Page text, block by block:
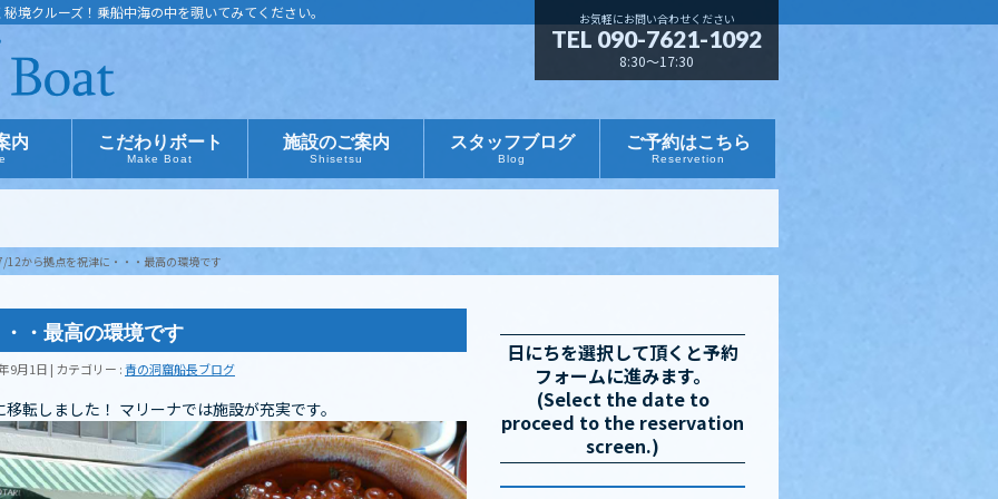
境クルーズ！乗船中海の中を覗いてみてください。 お気軽にお問い合わせください
TEL 090-7621-1092
8:30～17:30
内 こだわりボート
Make Boat
施設のご案内
Shisetsu
スタッフブログ
Blog
ご予約はこちら
Reservetion
12から拠点を祝津に・・・最高の環境です
・最高の環境です
9月1日 カテゴリー :青の洞窟船長ブログ
転しました！ マリーナでは施設が充実です。
日にちを選択して頂くと予約
フォームに進みます。
(Select the date to
proceed to the reservation
screen.)